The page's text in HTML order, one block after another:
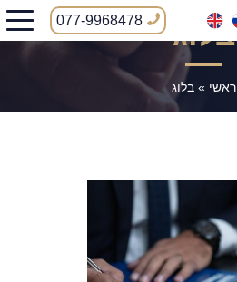
077-9968478 בלוג
ראשי »בלוג